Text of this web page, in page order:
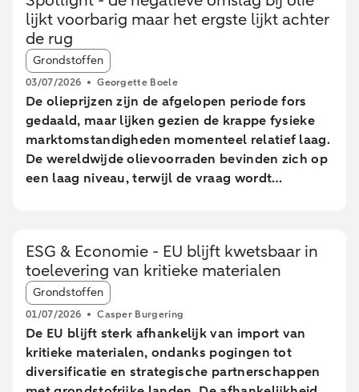
lijkt voorbarig maar het ergste lijkt achter
de rug
Article tags:
Grondstoffen
03/07/2026 Georgette Boele
De olieprijzen zijn de afgelopen periode fors
gedaald, maar lijken gezien de krappe fysieke
marktomstandigheden momenteel relatief laag.
De wereldwijde olievoorraden bevinden zich op
een laag niveau, terwijl de vraag wordt
Voor 2027 verwachten we een herstel van het
olieaanbod, terwijl de vraaggroei beperkt blijft
door de voortgaande elektrificatie van
transport. Onze herziene prognoses gaan uit
van een Brent-prijs van USD 80 per vat en een
WTI-prijs van USD 75 per vat aan het einde van
dit jaar. Voor eind 2027 verwachten we
ESG & Economie - EU blijft kwetsbaar in
toelevering van kritieke materialen
Article tags:
Grondstoffen
01/07/2026 Casper Burgering
De EU blijft sterk afhankelijk van import van
kritieke materialen, ondanks pogingen tot
diversificatie en strategische partnerschappen